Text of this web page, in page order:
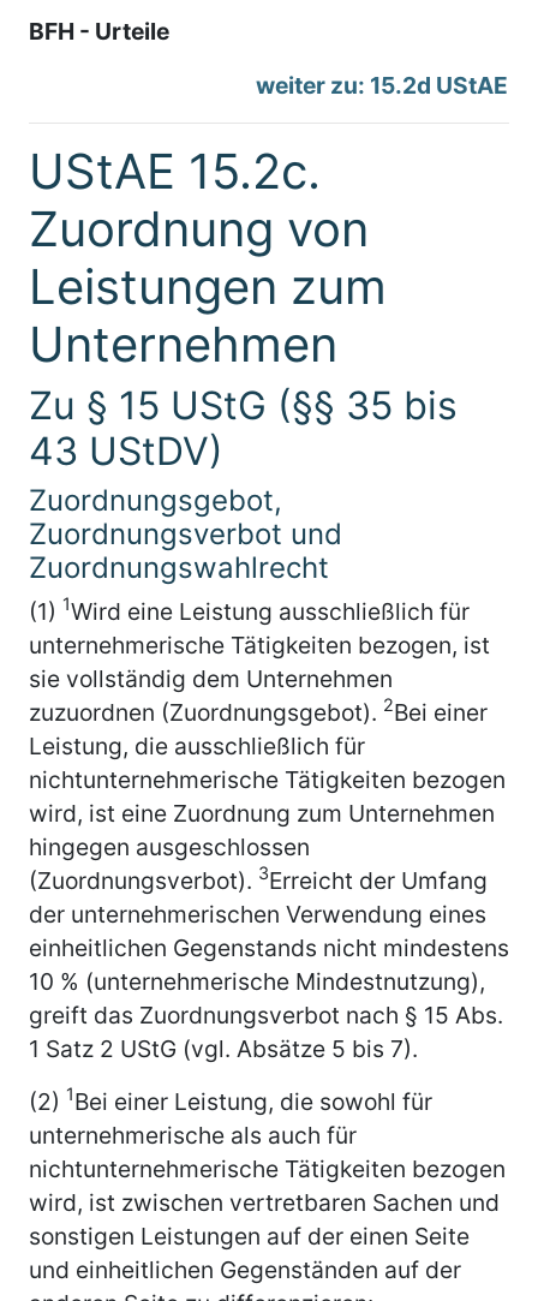
BFH - Urteile
weiter zu: 15.2d UStAE
UStAE 15.2c.
Zuordnung von
Leistungen zum
Unternehmen
Zu § 15 UStG (§§ 35 bis
43 UStDV)
Zuordnungsgebot,
Zuordnungsverbot und
Zuordnungswahlrecht
(1) 1Wird eine Leistung ausschließlich für
unternehmerische Tätigkeiten bezogen, ist
sie vollständig dem Unternehmen
zuzuordnen (Zuordnungsgebot). 2Bei einer
Leistung, die ausschließlich für
nichtunternehmerische Tätigkeiten bezogen
wird, ist eine Zuordnung zum Unternehmen
hingegen ausgeschlossen
(Zuordnungsverbot). 3Erreicht der Umfang
der unternehmerischen Verwendung eines
einheitlichen Gegenstands nicht mindestens
10 % (unternehmerische Mindestnutzung),
greift das Zuordnungsverbot nach § 15 Abs.
1 Satz 2 UStG (vgl. Absätze 5 bis 7).
(2) 1Bei einer Leistung, die sowohl für
unternehmerische als auch für
nichtunternehmerische Tätigkeiten bezogen
wird, ist zwischen vertretbaren Sachen und
sonstigen Leistungen auf der einen Seite
und einheitlichen Gegenständen auf der